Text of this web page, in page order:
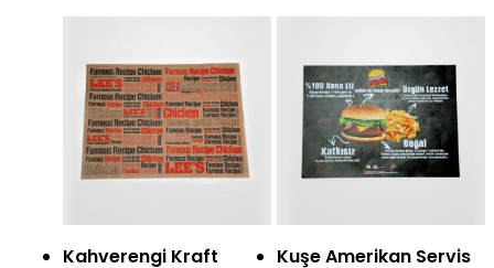
Ürünü İncele
Kahverengi Kraft
Ürünü İncele
Kuşe Amerikan Servis